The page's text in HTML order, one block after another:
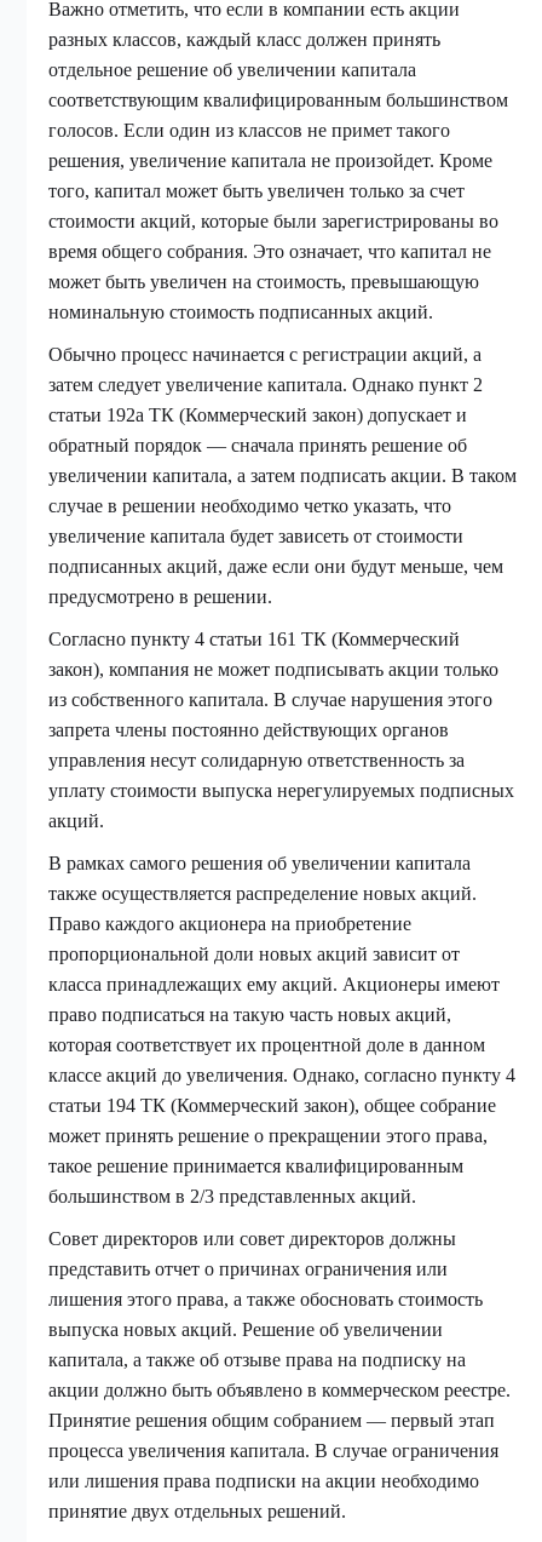
Важно отметить, что если в компании есть акции
разных классов, каждый класс должен принять
отдельное решение об увеличении капитала
соответствующим квалифицированным большинством
голосов. Если один из классов не примет такого
решения, увеличение капитала не произойдет. Кроме
того, капитал может быть увеличен только за счет
стоимости акций, которые были зарегистрированы во
время общего собрания. Это означает, что капитал не
может быть увеличен на стоимость, превышающую
номинальную стоимость подписанных акций.
Обычно процесс начинается с регистрации акций, а
затем следует увеличение капитала. Однако пункт 2
статьи 192а ТК (Коммерческий закон) допускает и
обратный порядок — сначала принять решение об
увеличении капитала, а затем подписать акции. В таком
случае в решении необходимо четко указать, что
увеличение капитала будет зависеть от стоимости
подписанных акций, даже если они будут меньше, чем
предусмотрено в решении.
Согласно пункту 4 статьи 161 ТК (Коммерческий
закон), компания не может подписывать акции только
из собственного капитала. В случае нарушения этого
запрета члены постоянно действующих органов
управления несут солидарную ответственность за
уплату стоимости выпуска нерегулируемых подписных
акций.
В рамках самого решения об увеличении капитала
также осуществляется распределение новых акций.
Право каждого акционера на приобретение
пропорциональной доли новых акций зависит от
класса принадлежащих ему акций. Акционеры имеют
право подписаться на такую часть новых акций,
которая соответствует их процентной доле в данном
классе акций до увеличения. Однако, согласно пункту 4
статьи 194 ТК (Коммерческий закон), общее собрание
может принять решение о прекращении этого права,
такое решение принимается квалифицированным
большинством в 2/3 представленных акций.
Совет директоров или совет директоров должны
представить отчет о причинах ограничения или
лишения этого права, а также обосновать стоимость
выпуска новых акций. Решение об увеличении
капитала, а также об отзыве права на подписку на
акции должно быть объявлено в коммерческом реестре.
Принятие решения общим собранием — первый этап
процесса увеличения капитала. В случае ограничения
или лишения права подписки на акции необходимо
принятие двух отдельных решений.